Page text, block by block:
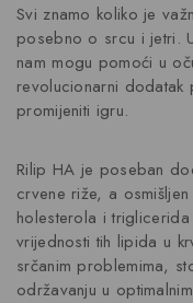
Svi znamo koliko je
posebno o srcu i jetri.
nam mogu pomoći u
revolucionarni
promijeniti igru.
Rilip HA je poseban
crvene riže, a
holesterola i
vrijednosti tih lipida u
srčanim problemima,
održavanju u